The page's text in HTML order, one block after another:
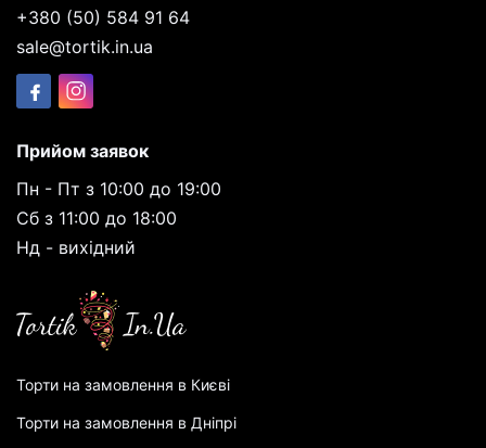
+380 (50) 584 91 64
sale@tortik.in.ua
Прийом заявок
Пн - Пт з 10:00 до 19:00
Сб з 11:00 до 18:00
Нд - вихідний
Торти на замовлення в Києві
Торти на замовлення в Дніпрі